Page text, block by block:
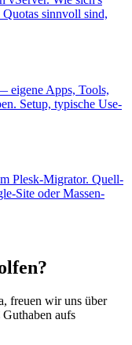
sinnvoll sind,
eigene Apps, Tools,
Setup, typische Use-
Plesk-Migrator. Quell-
Site oder Massen-
freuen wir uns über
aufs